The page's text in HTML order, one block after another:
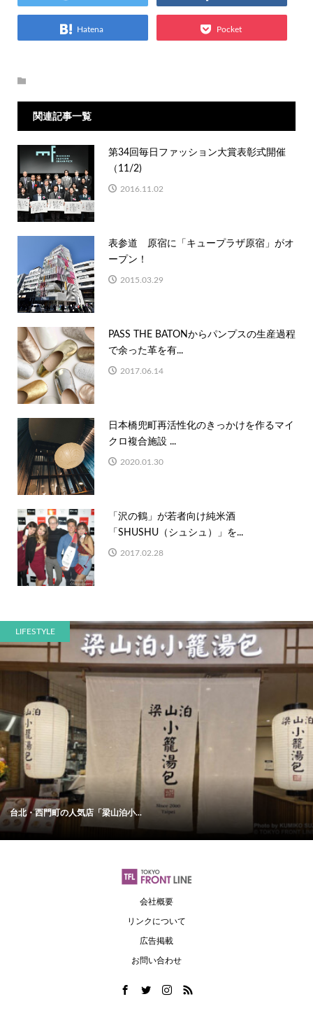
Hatena Pocket
関連記事一覧
第34回毎日ファッション大賞表彰式開催
（11/2)
2016.11.02
表参道 原宿に「キュープラザ原宿」がオ
ープン！
2015.03.29
PASS THE BATONからパンプスの生産過程
で余った革を有...
2017.06.14
日本橋兜町再活性化のきっかけを作るマイ
クロ複合施設 ...
2020.01.30
「沢の鶴」が若者向け純米酒
「SHUSHU（シュシュ）」を...
2017.02.28
LIFESTYLE
台北・西門町の人気店「梁山泊小...
会社概要
リンクについて
広告掲載
お問い合わせ